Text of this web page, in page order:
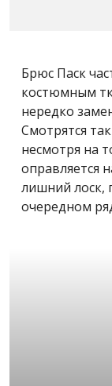
Брюс Паск
костюмным
нередко
Смотрятся
несмотря на
оправляется
лишний лоск,
очередном